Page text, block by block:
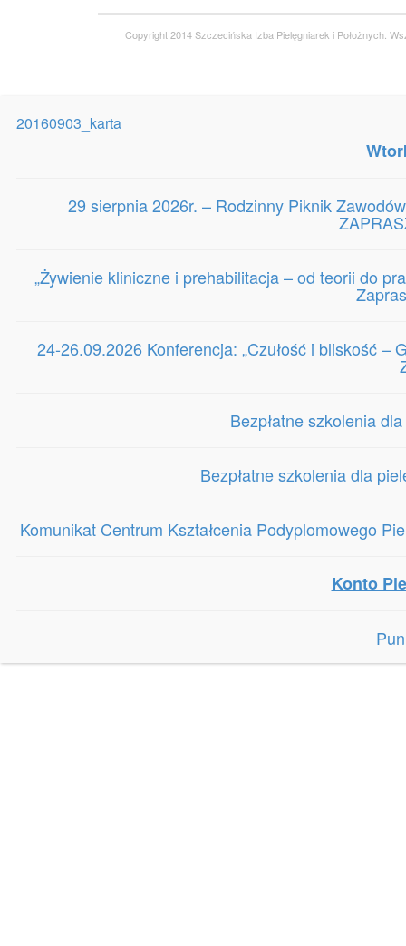
Copyright 2014 Szczecińska Izba Pielęgniarek i Położnych.
20160903_karta
29 sierpnia 2026r. – Rodzinny Piknik
„Żywienie kliniczne i prehabilitacja – od teorii do
24-26.09.2026 Konferencja: „Czułość i bliskość –
Bezpłatne szkolenia
Bezpłatne szkolenia dla
Komunikat Centrum Kształcenia Podyplomowego
Konto